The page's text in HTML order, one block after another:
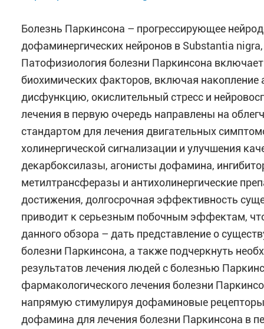
Болезнь Паркинсона – прогрессирующее
дофаминергических нейронов в Substantia
Патофизиология болезни Паркинсона
биохимических факторов, включая
дисфункцию, окислительный стресс и
лечения в первую очередь направлены на
стандартом для лечения двигательных
холинергической сигнализации и улучшения
декарбоксилазы, агонисты дофамина,
метилтрансферазы и антихолинергические
достижения, долгосрочная эффективность
приводит к серьезным побочным эффектам,
данного обзора – дать представление о
болезни Паркинсона, а также подчеркнуть
результатов лечения людей с болезнью
фармакологического лечения болезни
напрямую стимулируя дофаминовые
дофамина для лечения болезни Паркинсона в